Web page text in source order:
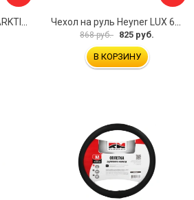
868 руб. 825 руб.
В КОРЗИНУ